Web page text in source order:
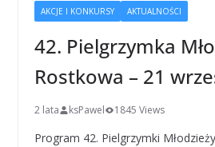
AKCJE I KONKURSY AKTUALNOŚCI
42. Pielgrzymka
Rostkowa – 21
2 lata ksPawel 1845 Views
Program 42. Pielgrzymki